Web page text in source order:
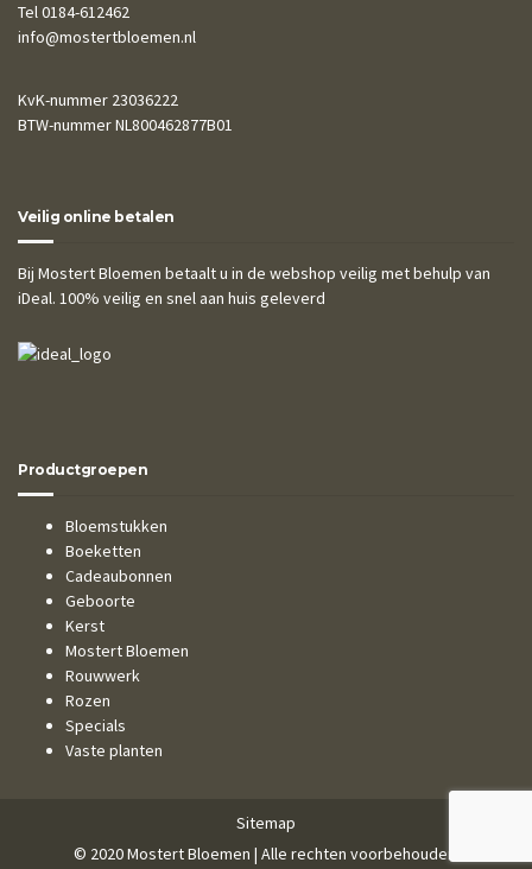
Tel 0184-612462
info@mostertbloemen.nl
KvK-nummer 23036222
BTW-nummer NL800462877B01
Veilig online betalen
Bij Mostert Bloemen betaalt u in de webshop veilig met behulp van
iDeal. 100% veilig en snel aan huis geleverd
Productgroepen
Bloemstukken
Boeketten
Cadeaubonnen
Geboorte
Kerst
Mostert Bloemen
Rouwwerk
Rozen
Specials
Vaste planten
Sitemap
© 2020 Mostert Bloemen | Alle rechten voorbehouden.